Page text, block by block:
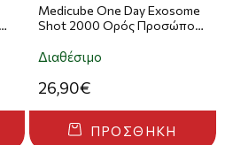
Medicube One Day Exosome
Shot 2000 Ορός Προσώπου
Διαθέσιμο
26,90€
ΠΡΟΣΘΉΚΗ